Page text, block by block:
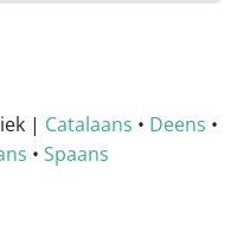
| Catalaans • Deens •
• Spaans